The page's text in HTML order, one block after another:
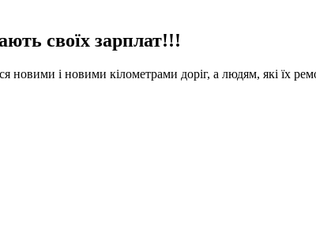
своїх зарплат!!!
і новими кілометрами доріг, а людям, які їх